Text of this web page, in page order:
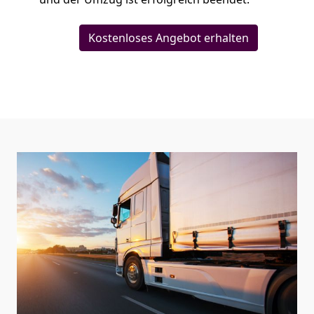
Kostenloses Angebot erhalten